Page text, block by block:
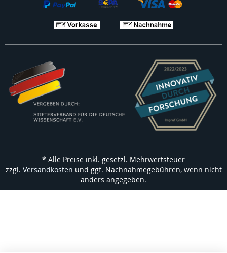
* Alle Preise inkl. gesetzl. Mehrwertsteuer
zzgl. Versandkosten und ggf. Nachnahmegebühren, wenn nicht
anders angegeben.